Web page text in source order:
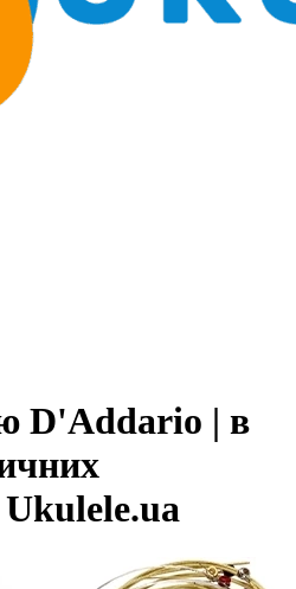
D'Addario | в
Ukulele.ua